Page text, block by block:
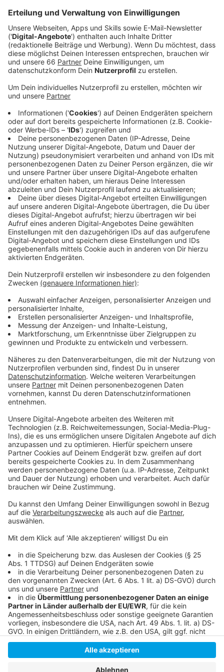
Anzeige
Protest gegen Entmietung in Golzheim
Anzeige
Auch derMieterverein Düsseldorfhat sich geäußert
und betont, dass die Themen Entmietung und Verlust
von bezahlbarem Wohnraum offensiv angegangen
werden müssen.
Anzeige
Forderungen des Mietervereins
Anzeige
„soziale Erhaltungssatzung“ für den Stadtbezirk 3 (Bilk,
Unterbilk und Friedrichstadt) erarbeitet wird. Er fordert
solche Satzungen auch für Golzheim, Derendorf und
Pempelfort, um Umbauten in Wohnungen unter
sozialen Aspekten genehmigen zu lassen. Hintergrund
der Diskussion sind die Entwicklungen an der
Mietwohnungen sanieren und als Eigentumswohnungen
verkaufen wollen.
Anzeige
Weitere Infos und Links zum Thema:
Anzeige
So haben wir am Montag berichtet
Auch die Stadt hat auf die Mieterproteste reagiert
Hier informiert das Bündnis für bezahlbaren Wohnraum
Anzeige
Anzeige